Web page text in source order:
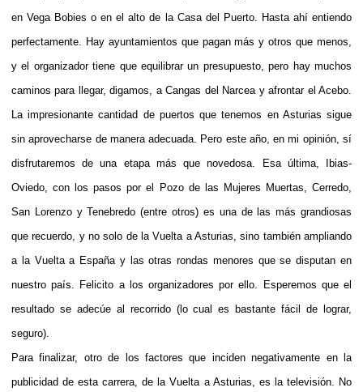
en Vega Bobies o en el alto de la Casa del Puerto. Hasta ahí entiendo
perfectamente. Hay ayuntamientos que pagan más y otros que menos,
y el organizador tiene que equilibrar un presupuesto, pero hay muchos
caminos para llegar, digamos, a Cangas del Narcea y afrontar el Acebo.
La impresionante cantidad de puertos que tenemos en Asturias sigue
sin aprovecharse de manera adecuada. Pero este año, en mi opinión, sí
disfrutaremos de una etapa más que novedosa. Esa última, Ibias-
Oviedo, con los pasos por el Pozo de las Mujeres Muertas, Cerredo,
San Lorenzo y Tenebredo (entre otros) es una de las más grandiosas
que recuerdo, y no solo de la Vuelta a Asturias, sino también ampliando
a la Vuelta a España y las otras rondas menores que se disputan en
nuestro país. Felicito a los organizadores por ello. Esperemos que el
resultado se adecúe al recorrido (lo cual es bastante fácil de lograr,
seguro).
Para finalizar, otro de los factores que inciden negativamente en la
publicidad de esta carrera, de la Vuelta a Asturias, es la televisión. No